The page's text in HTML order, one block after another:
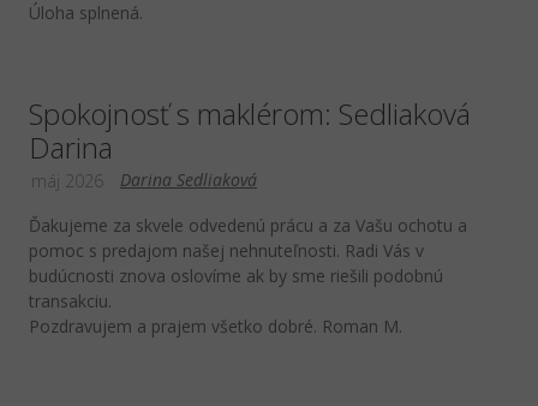
Úloha splnená.
Spokojnosť s maklérom: Sedliaková
Darina
Darina Sedliaková
máj 2026
Ďakujeme za skvele odvedenú prácu a za Vašu ochotu a
pomoc s predajom našej nehnuteľnosti. Radi Vás v
budúcnosti znova oslovíme ak by sme riešili podobnú
transakciu.
Pozdravujem a prajem všetko dobré. Roman M.